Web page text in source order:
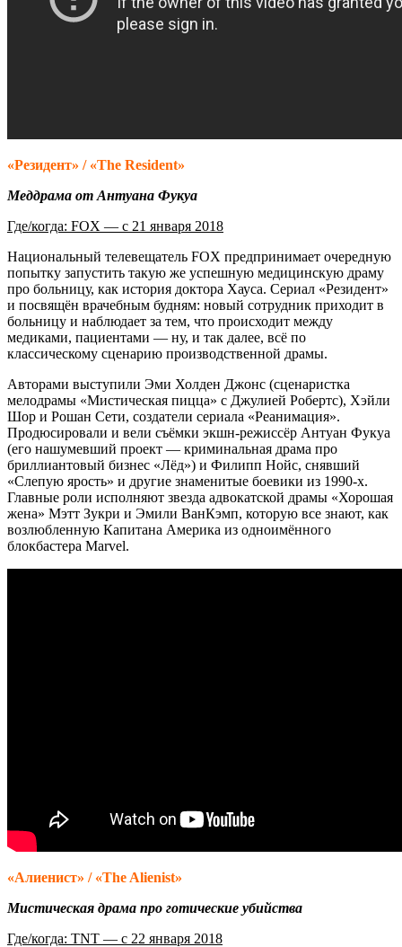
«Резидент» / «The Resident»
Меддрама от Антуана Фукуа
Где/когда: FOX — с 21 января 2018
Национальный телевещатель FOX предпринимает очередную
попытку запустить такую же успешную медицинскую драму
про больницу, как история доктора Хауса. Сериал «Резидент»
и посвящён врачебным будням: новый сотрудник приходит в
больницу и наблюдает за тем, что происходит между
медиками, пациентами — ну, и так далее, всё по
классическому сценарию производственной драмы.
Авторами выступили Эми Холден Джонс (сценаристка
мелодрамы «Мистическая пицца» с Джулией Робертс), Хэйли
Шор и Рошан Сети, создатели сериала «Реанимация».
Продюсировали и вели съёмки экшн-режиссёр Антуан Фукуа
(его нашумевший проект — криминальная драма про
бриллиантовый бизнес «Лёд») и Филипп Нойс, снявший
«Слепую ярость» и другие знаменитые боевики из 1990-х.
Главные роли исполняют звезда адвокатской драмы «Хорошая
жена» Мэтт Зукри и Эмили ВанКэмп, которую все знают, как
возлюбленную Капитана Америка из одноимённого
блокбастера Marvel.
«Алиенист» / «The Alienist»
Мистическая драма про готические убийства
Где/когда: TNT — с 22 января 2018